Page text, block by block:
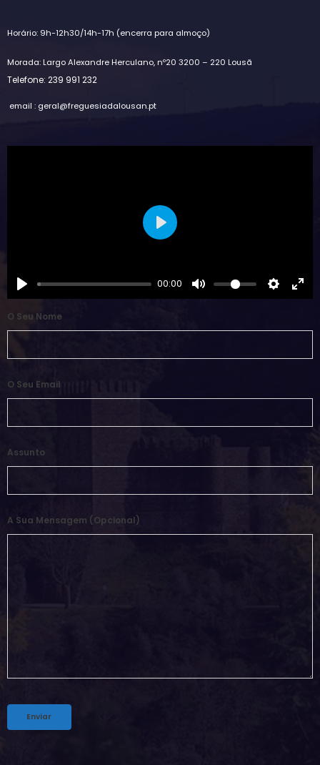
Horário: 9h-12h30/14h-17h (encerra para almoço)
Morada: Largo Alexandre Herculano, nº20 3200 – 220 Lousã
Telefone: 239 991 232
email : geral@freguesiadalousan.pt
00:00
Play
O Seu Nome
O Seu Email
Assunto
A Sua Mensagem (opcional)